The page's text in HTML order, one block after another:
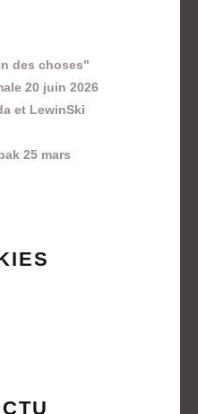
des choses"
20 juin 2026
et LewinSki
25 mars